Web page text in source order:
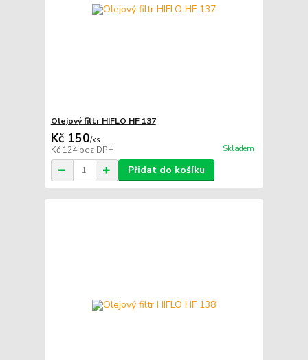
Olejový filtr HIFLO HF 137
Kč 150/ks
Kč 124bez DPH Skladem
Přidat do košíku